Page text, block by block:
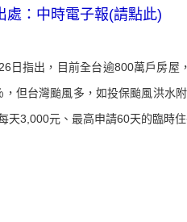
處： 中時電子報(請點此)
日指出，目前全台逾800萬戶房屋
，但台灣颱風多，如投保颱風洪水
天3,000元、最高申請60天的臨時住